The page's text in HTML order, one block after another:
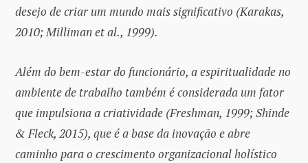
desejo de criar um mundo mais significativo (Karakas,
2010; Milliman et al., 1999).
Além do bem-estar do funcionário, a espiritualidade no
ambiente de trabalho também é considerada um fator
que impulsiona a criatividade (Freshman, 1999; Shinde
& Fleck, 2015), que é a base da inovação e abre
caminho para o crescimento organizacional holístico